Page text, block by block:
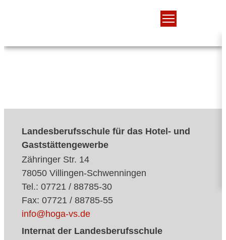
Landesberufsschule für das Hotel- und
Gaststättengewerbe
Zähringer Str. 14
78050 Villingen-Schwenningen
Tel.: 07721 / 88785-30
Fax: 07721 / 88785-55
info@hoga-vs.de
Internat der Landesberufsschule